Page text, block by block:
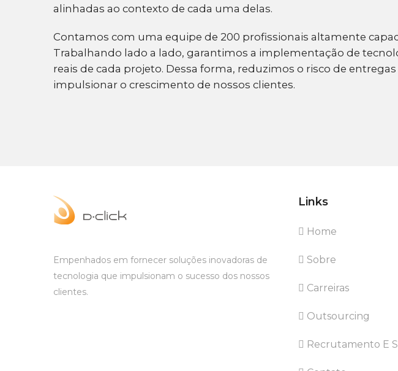
alinhadas ao contexto de cada uma delas.
Contamos com uma equipe de 200 profissionais altamente
Trabalhando lado a lado, garantimos a implementação de
reais de cada projeto. Dessa forma, reduzimos o risco de
impulsionar o crescimento de nossos clientes.
Empenhados em fornecer soluções inovadoras de
tecnologia que impulsionam o sucesso dos nossos
clientes.
Links
Home
Sobre
Carreiras
Outsourcing
Recrutamento E